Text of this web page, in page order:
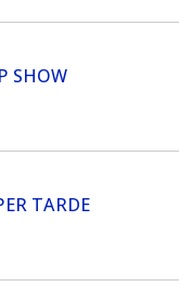
SHOW
TARDE